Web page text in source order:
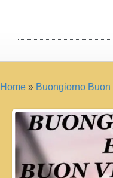
Home » Buongiorno Buon